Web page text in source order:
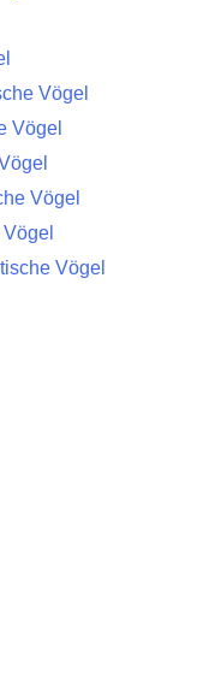
Vögel
Vögel
Vögel
Vögel